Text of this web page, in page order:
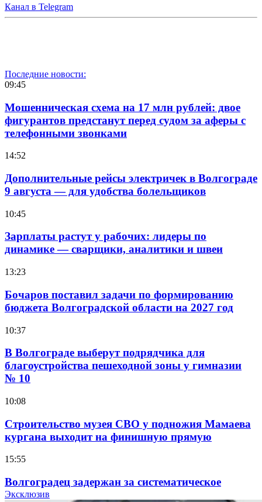
Канал в Telegram
Последние новости:
09:45
Мошенническая схема на 17 млн рублей: двое
фигурантов предстанут перед судом за аферы с
телефонными звонками
14:52
Дополнительные рейсы электричек в Волгограде
9 августа — для удобства болельщиков
10:45
Зарплаты растут у рабочих: лидеры по
динамике — сварщики, аналитики и швеи
13:23
Бочаров поставил задачи по формированию
бюджета Волгоградской области на 2027 год
10:37
В Волгограде выберут подрядчика для
благоустройства пешеходной зоны у гимназии
№ 10
10:08
Строительство музея СВО у подножия Мамаева
кургана выходит на финишную прямую
15:55
Волгоградец задержан за систематическое
распространение фейков о ВС РФ
Эксклюзив